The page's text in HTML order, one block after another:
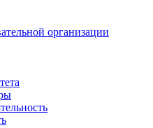
организации